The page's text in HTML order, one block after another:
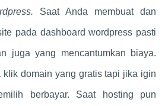
Saat Anda membuat dan
pada dashboard wordpress pasti
juga yang mencantumkan biaya.
domain yang gratis tapi jika igin
berbayar. Saat hosting pun